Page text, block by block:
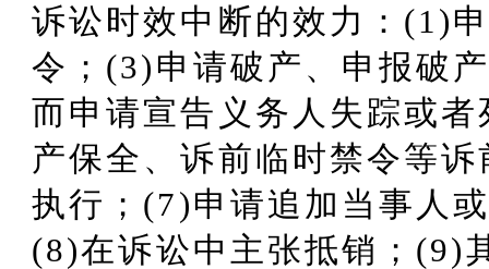
诉讼时效中断的效力：(1)
令；(3)申请破产、申报破
而申请宣告义务人失踪或
产保全、诉前临时禁令等
执行；(7)申请追加当事人
(8)在诉讼中主张抵销；(9)